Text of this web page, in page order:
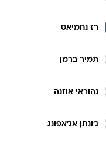
רז נחמיאס
תמיר ברמן
נהוראי אוזנה
ג'ונתן אג'אפונג